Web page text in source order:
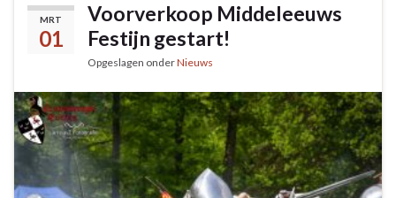
MRT
01
Voorverkoop Middeleeuws
Festijn gestart!
Opgeslagen onderNieuws